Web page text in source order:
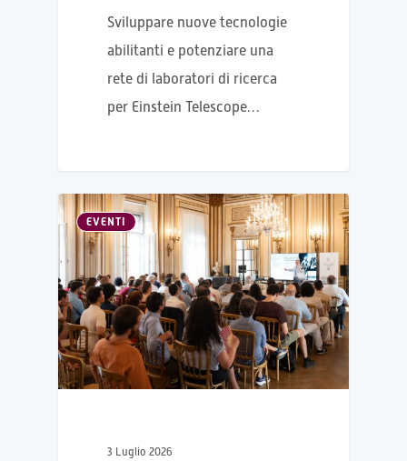
Sviluppare nuove tecnologie
abilitanti e potenziare una
rete di laboratori di ricerca
per Einstein Telescope…
EVENTI
3 Luglio 2026